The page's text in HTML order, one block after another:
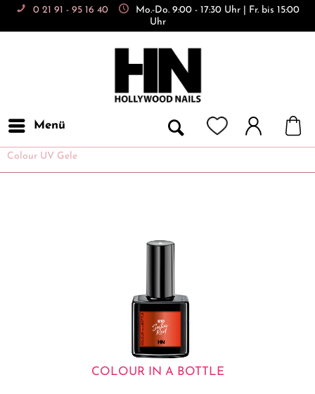
0 21 91 - 95 16 40
Mo.-Do. 9:00 - 17:30 Uhr | Fr. bis 15:00
Uhr
Menü
Colour UV Gele
COLOUR IN A BOTTLE